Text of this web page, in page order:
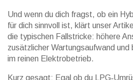
Und wenn du dich fragst, ob ein
für dich sinnvoll ist, klärt unser Artikel
die typischen Fallstricke: höhere
zusätzlicher Wartungsaufwand
im reinen Elektrobetrieb.
Kurz gesagt: Egal ob du